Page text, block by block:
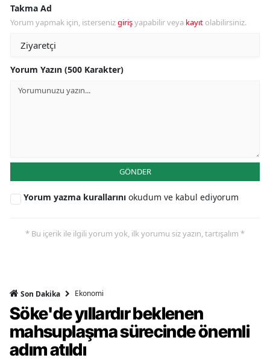
Takma Ad
Yorum yapmak için, istersenizgirişyapabilir veya kayıt olabilirsiniz.
Yorum Yazın (500 Karakter)
GÖNDER
Yorum yazma kurallarını okudum ve kabul ediyorum
* Bu içerik ile ilgili yorum yok, ilk yorumu siz yazın, tartışalım *
Son Dakika Ekonomi
Söke'de yıllardır beklenen
mahsuplaşma sürecinde önemli
adım atıldı